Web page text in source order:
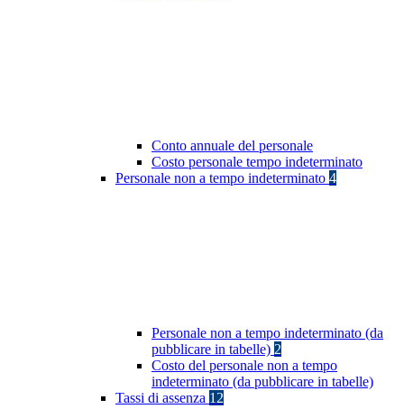
Conto annuale del personale
Costo personale tempo indeterminato
Personale non a tempo indeterminato 4
Personale non a tempo indeterminato (da
pubblicare in tabelle) 2
Costo del personale non a tempo
indeterminato (da pubblicare in tabelle)
Tassi di assenza 12